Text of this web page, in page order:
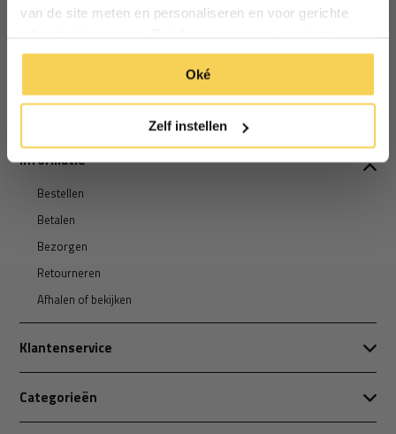
van de site meten en personaliseren en voor gerichte
manier. Klik op 'Oké' om alle cookies te accepteren. Of
klik op ‘alleen essentiele’ als je niet akkoord gaat met
cookies.
Oké
Zelf instellen
Email
Informatie
Bestellen
Betalen
Bezorgen
Retourneren
Afhalen of bekijken
Klantenservice
Categorieën
Inschrijven
*Geldig bij minimale besteding vanaf €75